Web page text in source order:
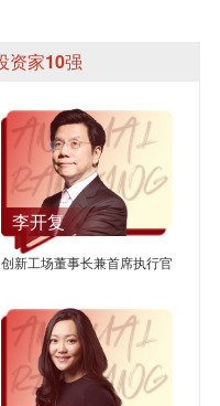
资家10强
李开复
创新工场董事长兼首席执行官